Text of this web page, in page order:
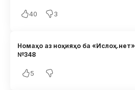
40 3
Номаҳо аз ноҳияҳо ба «Ислоҳ.нет»
№348
5